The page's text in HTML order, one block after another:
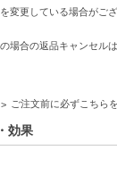
変更している場合がご
場合の返品キャンセル
ご注文前に必ずこちら
効果